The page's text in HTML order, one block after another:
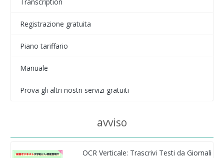
Registrazione gratuita
Piano tariffario
Manuale
Prova gli altri nostri servizi gratuiti
avviso
OCR Verticale: Trascrivi Testi da Giornali